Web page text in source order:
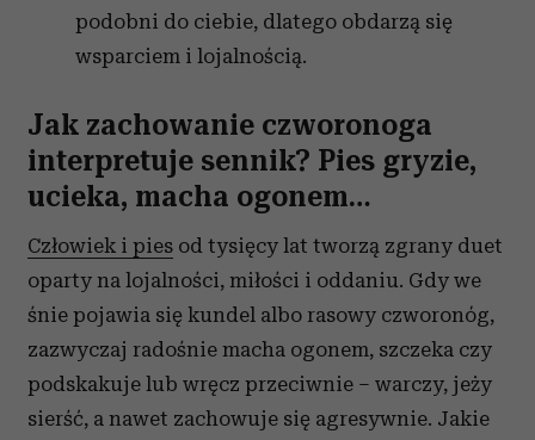
podobni do ciebie, dlatego obdarzą się
wsparciem i lojalnością.
Jak zachowanie czworonoga
interpretuje sennik? Pies gryzie,
ucieka, macha ogonem…
Człowiek i pies od tysięcy lat tworzą zgrany duet
oparty na lojalności, miłości i oddaniu. Gdy we
śnie pojawia się kundel albo rasowy czworonóg,
zazwyczaj radośnie macha ogonem, szczeka czy
podskakuje lub wręcz przeciwnie – warczy, jeży
sierść, a nawet zachowuje się agresywnie. Jakie